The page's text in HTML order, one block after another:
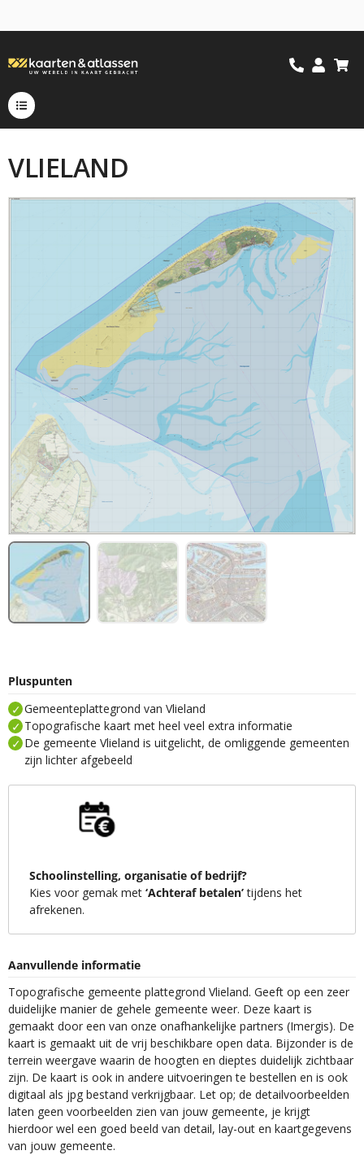
VLIELAND
Pluspunten
Gemeenteplattegrond van Vlieland
Topografische kaart met heel veel extra informatie
De gemeente Vlieland is uitgelicht, de omliggende gemeenten
zijn lichter afgebeeld
Schoolinstelling, organisatie of bedrijf?
Kies voor gemak met ‘Achteraf betalen’tijdens het
afrekenen.
Aanvullende informatie
Topografische gemeente plattegrond Vlieland. Geeft op een zeer
duidelijke manier de gehele gemeente weer. Deze kaart is
gemaakt door een van onze onafhankelijke partners (Imergis). De
kaart is gemaakt uit de vrij beschikbare open data. Bijzonder is de
terrein weergave waarin de hoogten en dieptes duidelijk zichtbaar
zijn. De kaart is ook in andere uitvoeringen te bestellen en is ook
digitaal als jpg bestand verkrijgbaar. Let op; de detailvoorbeelden
laten geen voorbeelden zien van jouw gemeente, je krijgt
hierdoor wel een goed beeld van detail, lay-out en kaartgegevens
van jouw gemeente.